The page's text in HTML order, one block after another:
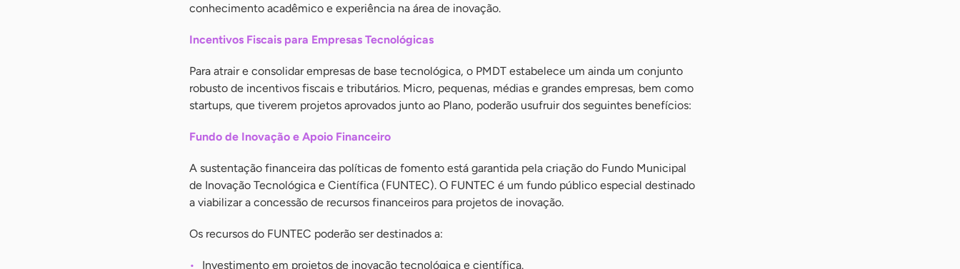
conhecimento acadêmico e experiência na área de inovação.
Incentivos Fiscais para Empresas Tecnológicas
Para atrair e consolidar empresas de base tecnológica, o PMDT estabelece um ainda um conjunto
robusto de incentivos fiscais e tributários. Micro, pequenas, médias e grandes empresas, bem como
startups, que tiverem projetos aprovados junto ao Plano, poderão usufruir dos seguintes benefícios:
Fundo de Inovação e Apoio Financeiro
A sustentação financeira das políticas de fomento está garantida pela criação do Fundo Municipal
de Inovação Tecnológica e Científica (FUNTEC). O FUNTEC é um fundo público especial destinado
a viabilizar a concessão de recursos financeiros para projetos de inovação.
Os recursos do FUNTEC poderão ser destinados a:
Investimento em projetos de inovação tecnológica e científica.